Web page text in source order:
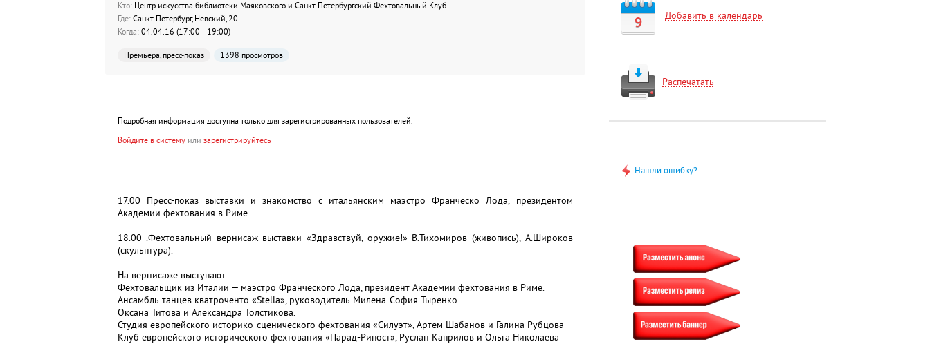
Кто:Центр искусства библиотеки Маяковского и Санкт-Петербургский Фехтовальный Клуб
Где:Санкт-Петербург, Невский, 20
Когда:04.04.16 (17:00—19:00)
Премьера, пресс-показ 1398 просмотров
Подробная информация доступна только для зарегистрированных пользователей.
Войдите в системуили зарегистрируйтесь
17.00 Пресс-показ выставки и знакомство с итальянским маэстро Франческо Лода, президентом
Академии фехтования в Риме
18.00 .Фехтовальный вернисаж выставки «Здравствуй, оружие!» В.Тихомиров (живопись), А.Широков
(скульптура).
На вернисаже выступают:
Фехтовальщик из Италии — маэстро Франческого Лода, президент Академии фехтования в Риме.
Ансамбль танцев кватроченто «Stella», руководитель Милена-София Тыренко.
Оксана Титова и Александра Толстикова.
Студия европейского историко-сценического фехтования «Силуэт», Артем Шабанов и Галина Рубцова
Клуб европейского исторического фехтования «Парад-Рипост», Руслан Каприлов и Ольга Николаева
9 Добавить в календарь
Распечатать
Нашли ошибку?